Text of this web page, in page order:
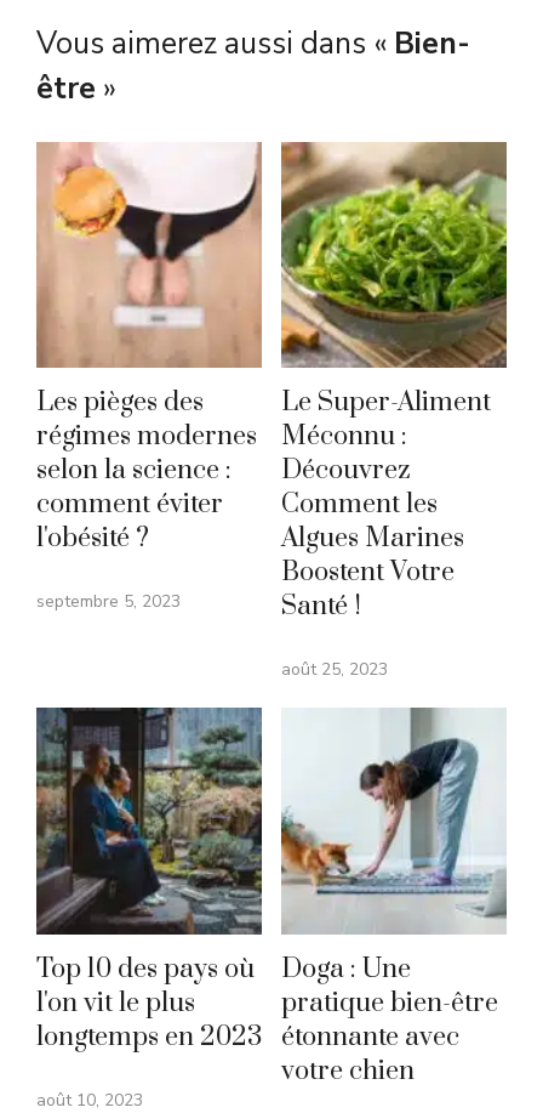
Vous aimerez aussi dans « Bien-
être »
Les pièges des
régimes modernes
selon la science :
comment éviter
l'obésité ?
septembre 5, 2023
Le Super-Aliment
Méconnu :
Découvrez
Comment les
Algues Marines
Boostent Votre
Santé !
août 25, 2023
Top 10 des pays où
l'on vit le plus
longtemps en 2023
août 10, 2023
Doga : Une
pratique bien-être
étonnante avec
votre chien